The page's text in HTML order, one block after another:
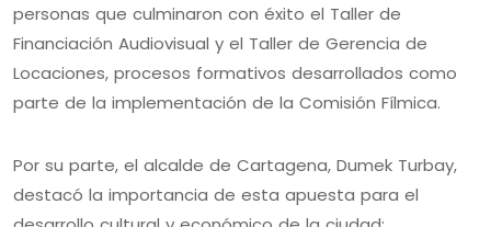
personas que culminaron con éxito el Taller de
Financiación Audiovisual y el Taller de Gerencia de
Locaciones, procesos formativos desarrollados como
parte de la implementación de la Comisión Fílmica.
Por su parte, el alcalde de Cartagena, Dumek Turbay,
destacó la importancia de esta apuesta para el